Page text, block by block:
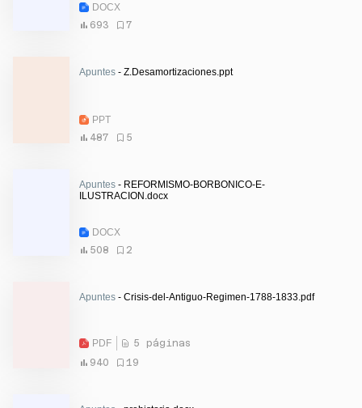
DOCX
693
7
Apuntes - Z.Desamortizaciones.ppt
PPT
487
5
Apuntes - REFORMISMO-BORBONICO-E-
ILUSTRACION.docx
DOCX
508
2
Apuntes - Crisis-del-Antiguo-Regimen-1788-1833.pdf
PDF
5 páginas
940
19